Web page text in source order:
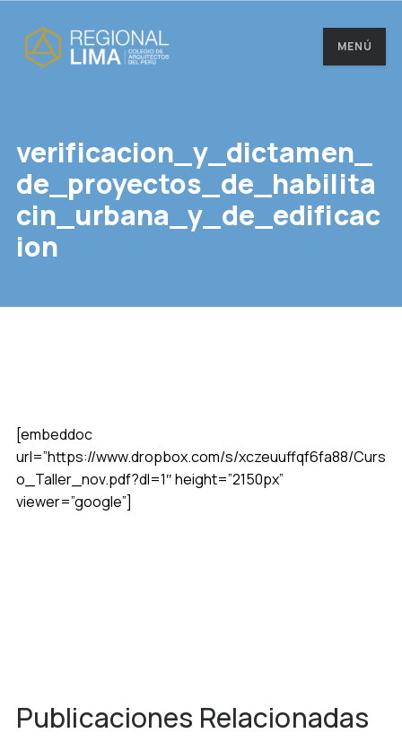
MENÚ
verificacion_y_dictamen_
de_proyectos_de_habilita
cin_urbana_y_de_edificac
ion
[embeddoc
url=”https://www.dropbox.com/s/xczeuuffqf6fa88/Curs
o_Taller_nov.pdf?dl=1″ height=”2150px”
viewer=”google”]
Publicaciones Relacionadas